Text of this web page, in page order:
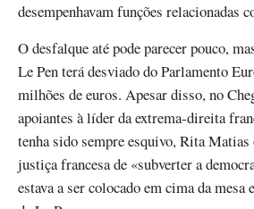
desempenhavam funções relacionadas
O desfalque até pode parecer pouco,
Le Pen terá desviado do Parlamento
milhões de euros. Apesar disso, no
apoiantes à líder da extrema-direita
tenha sido sempre esquivo, Rita Matias
justiça francesa de «subverter a
estava a ser colocado em cima da